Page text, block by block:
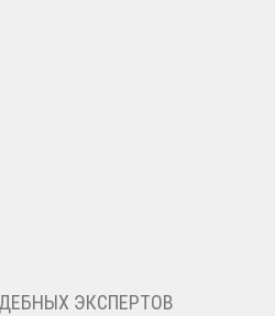
ЭКСПЕРТОВ